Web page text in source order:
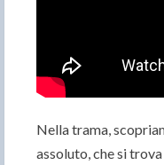
Nella trama,
assoluto, che si